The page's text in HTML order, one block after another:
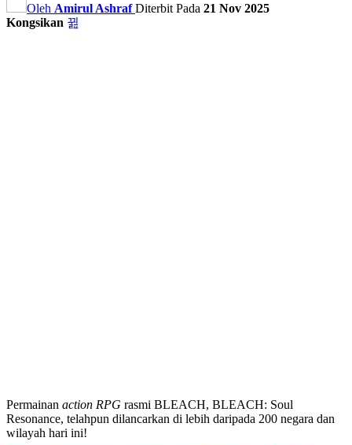
Oleh Amirul Ashraf Diterbit Pada 21 Nov 2025
Kongsikan
Permainan action RPG rasmi BLEACH, BLEACH: Soul
Resonance, telahpun dilancarkan di lebih daripada 200 negara dan
wilayah hari ini!